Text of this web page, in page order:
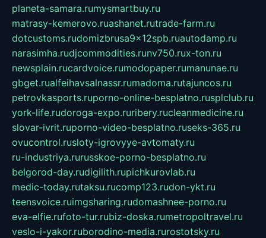
planeta-samara.rumysmartbuy.ru
matrasy-kemerovo.ruashanet.rutrade-farm.ru
dotcustoms.rudomizbrusa9x12spb.ruautodamp.ru
narasimha.rudjcommodities.runv750.rux-ton.ru
newsplain.rucardvoice.rumodopaper.rumanunae.ru
gbget.rualfeihavsalnassr.rumadoma.rutajuncos.ru
petrovkasports.ruporno-online-besplatno.rusplclub.ru
york-life.rudoroga-expo.ruribery.rucleanmedicine.ru
slovar-ivrit.ruporno-video-besplatno.ruseks-365.ru
ovucontrol.rusloty-igrovyye-avtomaty.ru
ru-industriya.rurusskoe-porno-besplatno.ru
belgorod-day.rudigilith.rupichkurovlab.ru
medic-today.rutaksu.rucomp123.rudon-ykt.ru
teensvoice.ruimgsharing.rudomashnee-porno.ru
eva-elfie.rufoto-tur.rubiz-doska.rumetropoltravel.ru
veslo-i-yakor.ruborodino-media.rurostotsky.ru